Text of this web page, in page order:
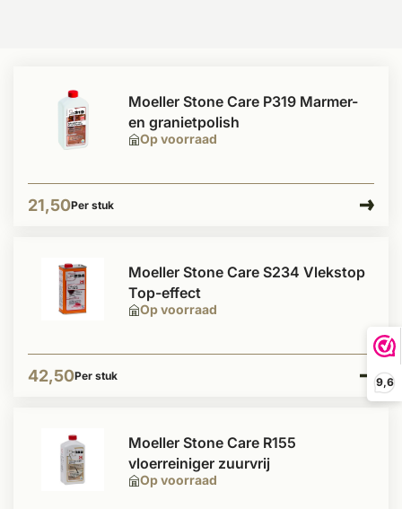
9,6
Op voorraad
Moeller Stone Care P319 Marmer-
en granietpolish
21,50Per stuk
Op voorraad
Moeller Stone Care S234 Vlekstop
Top-effect
42,50Per stuk
Op voorraad
Moeller Stone Care R155
vloerreiniger zuurvrij